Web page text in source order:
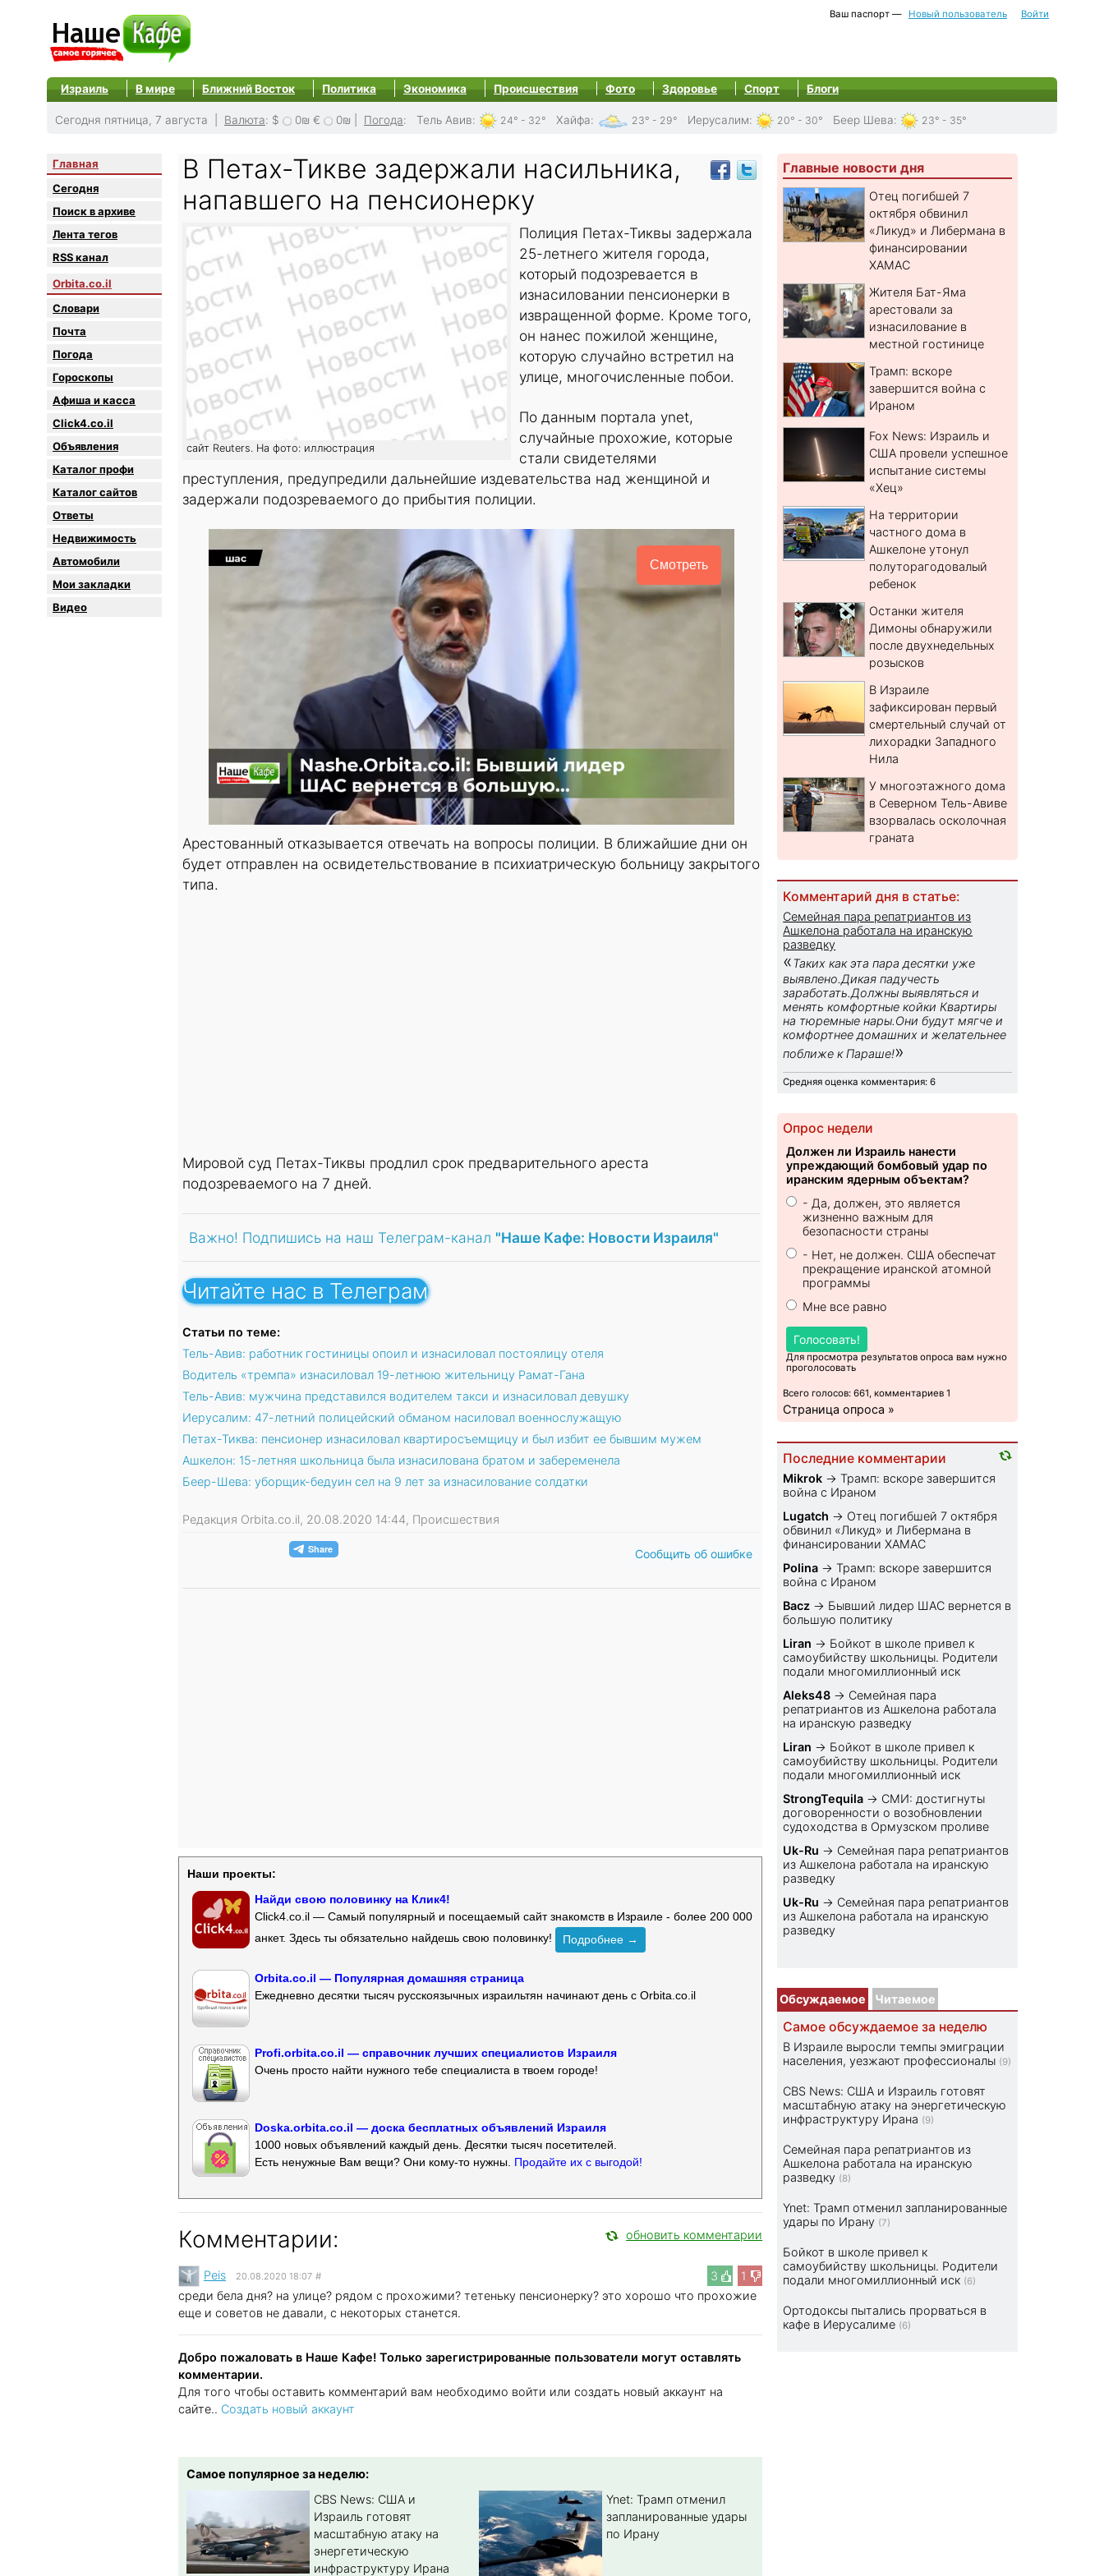
Ваш паспорт — Новый пользователь Войти
Израиль В мире Ближний Восток Политика Экономика Происшествия Фото Здоровье Спорт Блоги
Сегодня пятница, 7 августа | Валюта: $ 0₪ € 0₪ Погода: Тель Авив: 24° - 32° Хайфа: 23° - 29° Иерусалим: 20° - 30° Беер Шева: 23° - 35°
Главная
Сегодня
Поиск в архиве
Лента тегов
RSS канал
Orbita.co.il
Словари
Почта
Погода
Гороскопы
Афиша и касса
Click4.co.il
Объявления
Каталог профи
Каталог сайтов
Oтветы
Недвижимость
Автомобили
Мои закладки
Видео
В Петах-Тикве задержали насильника,
напавшего на пенсионерку
сайт Reuters. На фото: иллюстрация
Полиция Петах-Тиквы задержала
25-летнего жителя города,
который подозревается в
изнасиловании пенсионерки в
извращенной форме. Кроме того,
он нанес пожилой женщине,
которую случайно встретил на
улице, многочисленные побои.
По данным портала ynet,
случайные прохожие, которые
стали свидетелями
преступления, предупредили дальнейшие издевательства над женщиной и
задержали подозреваемого до прибытия полиции.
Смотреть
Арестованный отказывается отвечать на вопросы полиции. В ближайшие дни он
будет отправлен на освидетельствование в психиатрическую больницу закрытого
типа.
Мировой суд Петах-Тиквы продлил срок предварительного ареста
подозреваемого на 7 дней.
Важно! Подпишись на наш Телеграм-канал "Наше Кафе: Новости Израиля"
Читайте нас в Телеграм
Статьи по теме:
Тель-Авив: работник гостиницы опоил и изнасиловал постоялицу отеля
Водитель «тремпа» изнасиловал 19-летнюю жительницу Рамат-Гана
Тель-Авив: мужчина представился водителем такси и изнасиловал девушку
Иерусалим: 47-летний полицейский обманом насиловал военнослужащую
Петах-Тиква: пенсионер изнасиловал квартиросъемщицу и был избит ее бывшим мужем
Ашкелон: 15-летняя школьница была изнасилована братом и забеременела
Беер-Шева: уборщик-бедуин сел на 9 лет за изнасилование солдатки
Редакция Orbita.co.il, 20.08.2020 14:44, Происшествия
Сообщить об ошибке
Наши проекты:
Найди свою половинку на Клик4!
Click4.co.il — Самый популярный и посещаемый сайт знакомств в Израиле - более 200 000
анкет. Здесь ты обязательно найдешь свою половинку!
Подробнее →
Orbita.co.il — Популярная домашняя страница
Ежедневно десятки тысяч русскоязычных израильтян начинают день с Orbita.co.il
Profi.orbita.co.il — справочник лучших специалистов Израиля
Очень просто найти нужного тебе специалиста в твоем городе!
Doska.orbita.co.il — доска бесплатных объявлений Израиля
1000 новых объявлений каждый день. Десятки тысяч посетителей.
Есть ненужные Вам вещи? Они кому-то нужны. Продайте их с выгодой!
Комментарии: обновить комментарии
3 1
Peis 20.08.2020 18:07 #
среди бела дня? на улице? рядом с прохожими? тетеньку пенсионерку? это хорошо что прохожие
еще и советов не давали, с некоторых станется.
Добро пожаловать в Наше Кафе! Только зарегистрированные пользователи могут оставлять
комментарии.
Для того чтобы оставить комментарий вам необходимо войти или создать новый аккаунт на
сайте.. Создать новый аккаунт
Самое популярное за неделю:
CBS News: США и
Израиль готовят
масштабную атаку на
энергетическую
инфраструктуру Ирана
Ynet: Трамп отменил
запланированные удары
по Ирану
Главные новости дня
Отец погибшей 7
октября обвинил
«Ликуд» и Либермана в
финансировании
ХАМАС
Жителя Бат-Яма
арестовали за
изнасилование в
местной гостинице
Трамп: вскоре
завершится война с
Ираном
Fox News: Израиль и
США провели успешное
испытание системы
«Хец»
На территории
частного дома в
Ашкелоне утонул
полуторагодовалый
ребенок
Останки жителя
Димоны обнаружили
после двухнедельных
розысков
В Израиле
зафиксирован первый
смертельный случай от
лихорадки Западного
Нила
У многоэтажного дома
в Северном Тель-Авиве
взорвалась осколочная
граната
Комментарий дня в статье:
Семейная пара репатриантов из
Ашкелона работала на иранскую
разведку
«Таких как эта пара десятки уже
выявлено.Дикая падучесть
заработать.Должны выявляться и
менять комфортные койки Квартиры
на тюремные нары.Они будут мягче и
комфортнее домашних и желательнее
поближе к Параше!»
Средняя оценка комментария: 6
Опрос недели
Должен ли Израиль нанести
упреждающий бомбовый удар по
иранским ядерным объектам?
- Да, должен, это является
жизненно важным для
безопасности страны
- Нет, не должен. США обеспечат
прекращение иранской атомной
программы
Мне все равно
Голосовать!
Для просмотра результатов опроса вам нужно
проголосовать
Всего голосов: 661, комментариев 1
Страница опроса »
Последние комментарии
Mikrok →Трамп: вскоре завершится
война с Ираном
Lugatch → Отец погибшей 7 октября
обвинил «Ликуд» и Либермана в
финансировании ХАМАС
Polina →Трамп: вскоре завершится
война с Ираном
Bacz → Бывший лидер ШАС вернется в
большую политику
Liran → Бойкот в школе привел к
самоубийству школьницы. Родители
подали многомиллионный иск
Aleks48 → Семейная пара
репатриантов из Ашкелона работала
на иранскую разведку
Liran → Бойкот в школе привел к
самоубийству школьницы. Родители
подали многомиллионный иск
StrongTequila → СМИ: достигнуты
договоренности о возобновлении
судоходства в Ормузском проливе
Uk-Ru → Семейная пара репатриантов
из Ашкелона работала на иранскую
разведку
Uk-Ru → Семейная пара репатриантов
из Ашкелона работала на иранскую
разведку
Обсуждаемое Читаемое
Самое обсуждаемое за неделю
В Израиле выросли темпы эмиграции
населения, уезжают профессионалы (9)
CBS News: США и Израиль готовят
масштабную атаку на энергетическую
инфраструктуру Ирана (9)
Семейная пара репатриантов из
Ашкелона работала на иранскую
разведку (8)
Ynet: Трамп отменил запланированные
удары по Ирану (7)
Бойкот в школе привел к
самоубийству школьницы. Родители
подали многомиллионный иск (6)
Ортодоксы пытались прорваться в
кафе в Иерусалиме (6)